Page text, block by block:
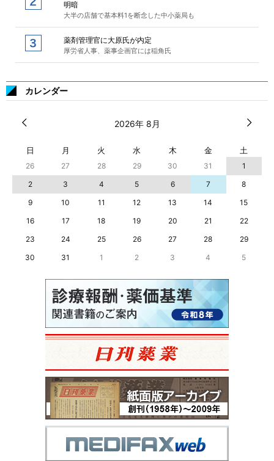
明暗
大半の店舗で基本料1を断念した中小薬局も
薬剤管理官に大原氏が内定
厚労省人事、薬事企画官には稲角氏
カレンダー
2026年 8月
日 月 火 水 木 金 土
26 27 28 29 30 31
1
2
3 4 5 6 7
8
9
10 11 12 13 14
15
16
17 18 19 20 21
22
23
24 25 26 27 28
29
30
31 1 2 3 4 5